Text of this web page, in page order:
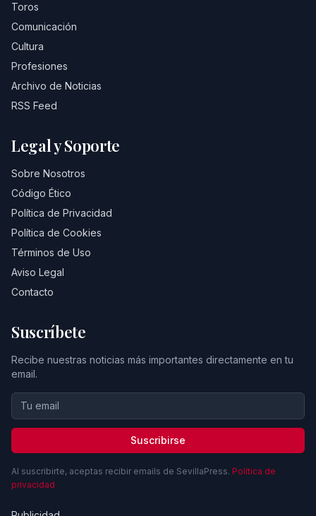
Toros
Comunicación
Cultura
Profesiones
Archivo de Noticias
RSS Feed
Legal y Soporte
Sobre Nosotros
Código Ético
Política de Privacidad
Política de Cookies
Términos de Uso
Aviso Legal
Contacto
Suscríbete
Recibe nuestras noticias más importantes directamente en tu
email.
Suscribirse
Al suscribirte, aceptas recibir emails de SevillaPress. Política de
privacidad